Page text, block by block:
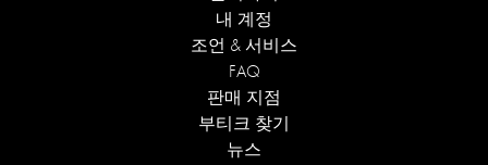
내 계정
조언 & 서비스
FAQ
판매 지점
부티크 찾기
뉴스